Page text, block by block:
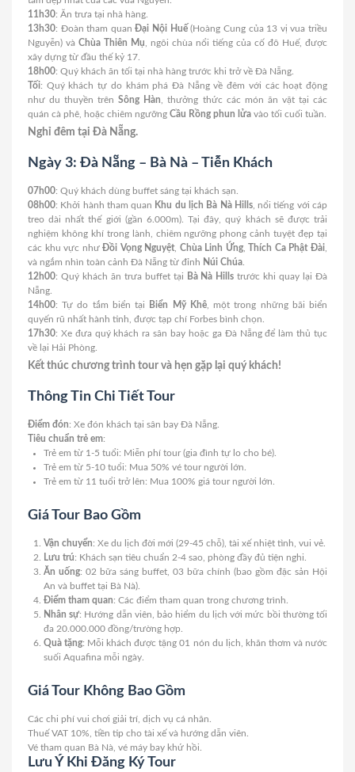
11h30: Ăn trưa tại nhà hàng.
13h30: Đoàn tham quanĐại Nội Huế(Hoàng Cung của 13 vị vua triều
Nguyễn) và Chùa Thiên Mụ , ngôi chùa nổi tiếng của cố đô Huế, được
xây dựng từ đầu thế kỷ 17.
18h00: Quý khách ăn tối tại nhà hàng trước khi trở về Đà Nẵng.
Tối: Quý khách tự do khám phá Đà Nẵng về đêm với các hoạt động
như du thuyền trênSông Hàn
, thưởng thức các món ăn vặt tại các
quán cà phê, hoặc chiêm ngưỡng Cầu Rồng phun lửa vào tối cuối tuần.
Nghỉ đêm tại Đà Nẵng.
Ngày 3: Đà Nẵng – Bà Nà – Tiễn Khách
07h00: Quý khách dùng buffet sáng tại khách sạn.
08h00: Khởi hành tham quan Khu du lịch Bà Nà Hills, nổi tiếng với cáp
treo dài nhất thế giới (gần 6.000m). Tại đây, quý khách sẽ được trải
nghiệm không khí trong lành, chiêm ngưỡng phong cảnh tuyệt đẹp tại
các khu vực nhưĐồi Vọng Nguyệt, Chùa Linh Ứng,Thích Ca Phật Đài
và ngắm nhìn toàn cảnh Đà Nẵng từ đỉnh Núi Chúa
12h00: Quý khách ăn trưa buffet tại Bà Nà Hills trước khi quay lại Đà
Nẵng.
14h00: Tự do tắm biển tại Biển Mỹ Khê, một trong những bãi biển
quyến rũ nhất hành tinh, được tạp chí Forbes bình chọn.
17h30: Xe đưa quý khách ra sân bay hoặc ga Đà Nẵng để làm thủ tục
về lại Hải Phòng.
Kết thúc chương trình tour và hẹn gặp lại quý khách!
Thông Tin Chi Tiết Tour
Điểm đón: Xe đón khách tại sân bay Đà Nẵng.
Tiêu chuẩn trẻ em:
Trẻ em từ 1-5 tuổi: Miễn phí tour (gia đình tự lo cho bé).
Trẻ em từ 5-10 tuổi: Mua 50% vé tour người lớn.
Trẻ em từ 11 tuổi trở lên: Mua 100% giá tour người lớn.
Giá Tour Bao Gồm
Vận chuyển: Xe du lịch đời mới (29-45 chỗ), tài xế nhiệt tình, vui vẻ.
Lưu trú: Khách sạn tiêu chuẩn 2-4 sao, phòng đầy đủ tiện nghi.
Ăn uống: 02 bữa sáng buffet, 03 bữa chính (bao gồm đặc sản Hội
An và buffet tại Bà Nà).
Điểm tham quan: Các điểm tham quan trong chương trình.
Nhân sự: Hướng dẫn viên, bảo hiểm du lịch với mức bồi thường tối
đa 20.000.000 đồng/trường hợp.
Quà tặng: Mỗi khách được tặng 01 nón du lịch, khăn thơm và nước
suối Aquafina mỗi ngày.
Giá Tour Không Bao Gồm
Các chi phí vui chơi giải trí, dịch vụ cá nhân.
Thuế VAT 10%, tiền tip cho tài xế và hướng dẫn viên.
Vé tham quan Bà Nà, vé máy bay khứ hồi.
Lưu Ý Khi Đăng Ký Tour